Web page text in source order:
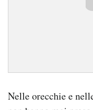
Nelle orecchie e